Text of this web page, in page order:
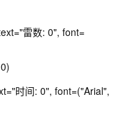
雷数: 0", font=
时间: 0", font=("Arial",